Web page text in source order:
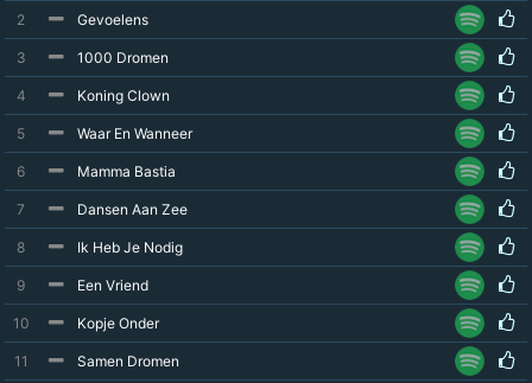
2 Gevoelens
3 1000 Dromen
4 Koning Clown
5 Waar En Wanneer
6 Mamma Bastia
7 Dansen Aan Zee
8 Ik Heb Je Nodig
9 Een Vriend
10 Kopje Onder
11 Samen Dromen